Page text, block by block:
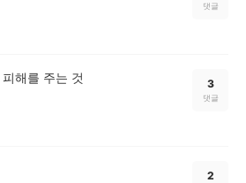
댓글
해를 주는 것 3
댓글
2